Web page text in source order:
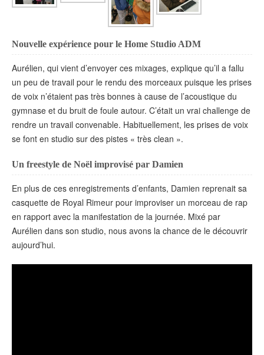
Nouvelle expérience pour le Home Studio ADM
Aurélien, qui vient d’envoyer ces mixages, explique qu’il a fallu
un peu de travail pour le rendu des morceaux puisque les prises
de voix n’étaient pas très bonnes à cause de l’acoustique du
gymnase et du bruit de foule autour. C’était un vrai challenge de
rendre un travail convenable. Habituellement, les prises de voix
se font en studio sur des pistes « très clean ».
Un freestyle de Noël improvisé par Damien
En plus de ces enregistrements d’enfants, Damien reprenait sa
casquette de Royal Rimeur pour improviser un morceau de rap
en rapport avec la manifestation de la journée. Mixé par
Aurélien dans son studio, nous avons la chance de le découvrir
aujourd’hui.